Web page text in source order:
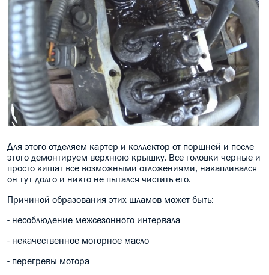
Для этого отделяем картер и коллектор от поршней и после
этого демонтируем верхнюю крышку. Все головки черные и
просто кишат все возможными отложениями, накапливался
он тут долго и никто не пытался чистить его.
Причиной образования этих шламов может быть:
- несоблюдение межсезонного интервала
- некачественное моторное масло
- перегревы мотора